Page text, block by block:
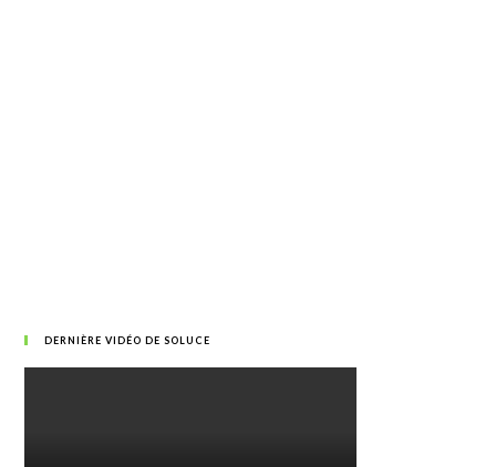
DERNIÈRE VIDÉO DE SOLUCE